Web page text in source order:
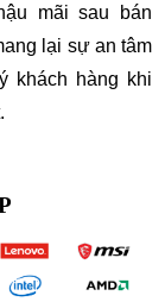
mãi sau bán
lại sự an tâm
khách hàng khi